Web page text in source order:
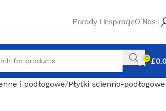
Porady I InspiracjeO Nas
0 £
i podłogowe Płytki ścienno-podłogowe